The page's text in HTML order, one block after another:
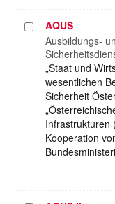
Projekt
auswählen
AQUS
Ausbildungs-
„Staat und
wesentlichen
Sicherheit
Infrastrukturen
Kooperation